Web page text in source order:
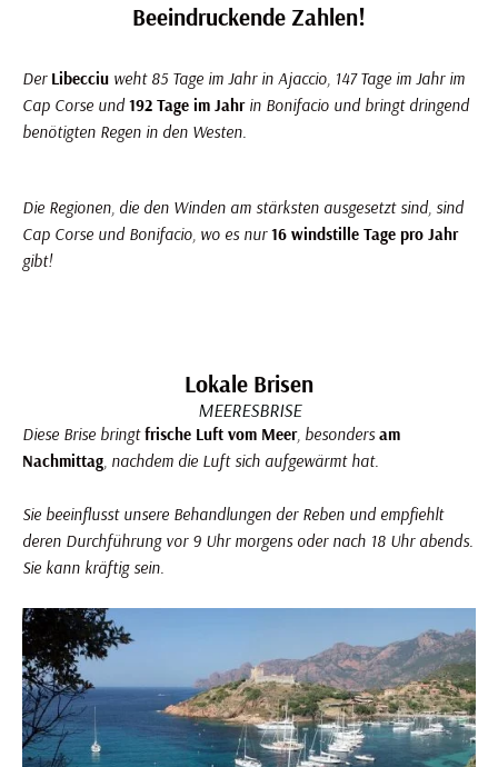
Beeindruckende Zahlen!
Der Libecciu weht 85 Tage im Jahr in Ajaccio, 147 Tage im Jahr im
Cap Corse und192 Tage im Jahrin Bonifacio und bringt dringend
benötigten Regen in den Westen.
Die Regionen, die den Winden am stärksten ausgesetzt sind, sind
Cap Corse und Bonifacio, wo es nur16 windstille Tage pro Jahr
gibt!
Lokale Brisen
MEERESBRISE
Diese Brise bringtfrische Luft vom Meer, besondersam
Nachmittag , nachdem die Luft sich aufgewärmt hat.
Sie beeinflusst unsere Behandlungen der Reben und empfiehlt
deren Durchführung vor 9 Uhr morgens oder nach 18 Uhr abends.
Sie kann kräftig sein.